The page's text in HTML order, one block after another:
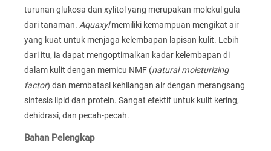
turunan glukosa dan xylitol yang merupakan molekul gula
dari tanaman. Aquaxylmemiliki kemampuan mengikat air
yang kuat untuk menjaga kelembapan lapisan kulit. Lebih
dari itu, ia dapat mengoptimalkan kadar kelembapan di
dalam kulit dengan memicu NMF (natural moisturizing
factor) dan membatasi kehilangan air dengan merangsang
sintesis lipid dan protein. Sangat efektif untuk kulit kering,
dehidrasi, dan pecah-pecah.
Bahan Pelengkap